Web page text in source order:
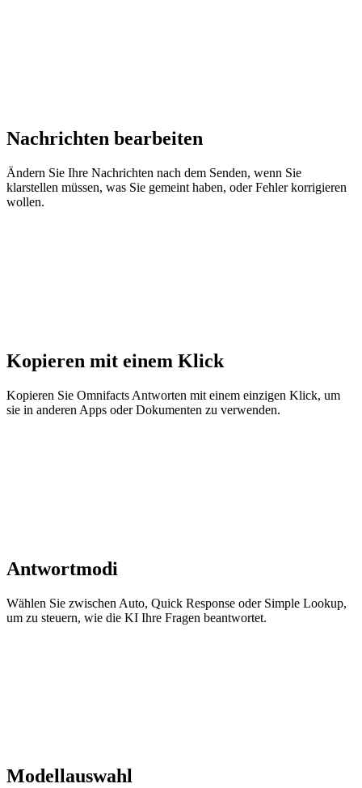
Nachrichten bearbeiten
Ändern Sie Ihre Nachrichten nach dem Senden, wenn Sie
klarstellen müssen, was Sie gemeint haben, oder Fehler korrigieren
wollen.
Kopieren mit einem Klick
Kopieren Sie Omnifacts Antworten mit einem einzigen Klick, um
sie in anderen Apps oder Dokumenten zu verwenden.
Antwortmodi
Wählen Sie zwischen Auto, Quick Response oder Simple Lookup,
um zu steuern, wie die KI Ihre Fragen beantwortet.
Modellauswahl